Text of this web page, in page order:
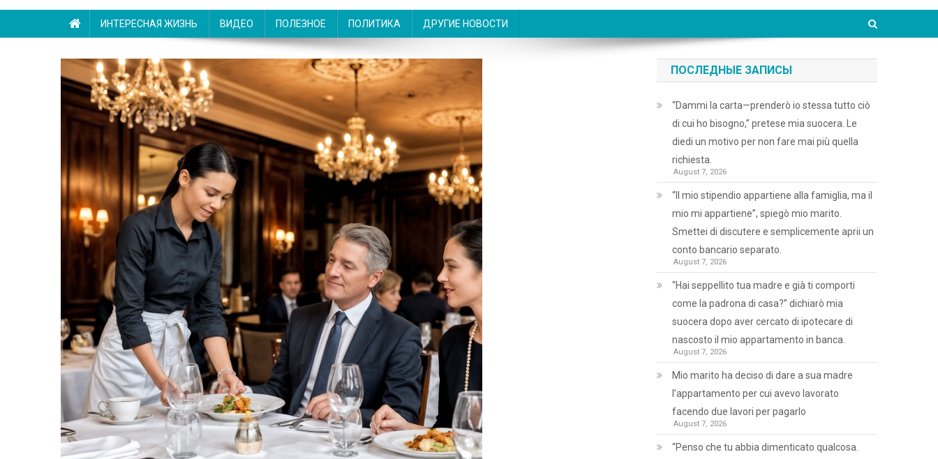
ИНТЕРЕСНАЯ ЖИЗНЬ ВИДЕО ПОЛЕЗНОЕ ПОЛИТИКА ДРУГИЕ НОВОСТИ
ПОСЛЕДНЫЕ ЗАПИСЫ
“Dammi la carta—prenderò io stessa tutto ciò
di cui ho bisogno,” pretese mia suocera. Le
diedi un motivo per non fare mai più quella
richiesta.
August 7, 2026
“Il mio stipendio appartiene alla famiglia, ma il
mio mi appartiene”, spiegò mio marito.
Smettei di discutere e semplicemente aprii un
conto bancario separato.
August 7, 2026
“Hai seppellito tua madre e già ti comporti
come la padrona di casa?” dichiarò mia
suocera dopo aver cercato di ipotecare di
nascosto il mio appartamento in banca.
August 7, 2026
Mio marito ha deciso di dare a sua madre
l’appartamento per cui avevo lavorato
facendo due lavori per pagarlo
August 7, 2026
“Penso che tu abbia dimenticato qualcosa.